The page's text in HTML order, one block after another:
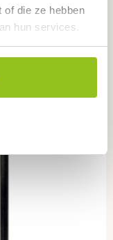
of die ze hebben
hun services.